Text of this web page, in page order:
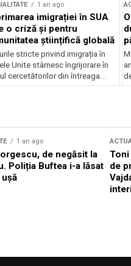
1 an ago
imigrației în SUA
o criză și pentru
științifică globală
stricte privind imigrația în
Unite stârnesc îngrijorare în
cercetătorilor din întreaga...
1 an ago
de negăsit la
Poliția Buftea i-a lăsat
Toni
de